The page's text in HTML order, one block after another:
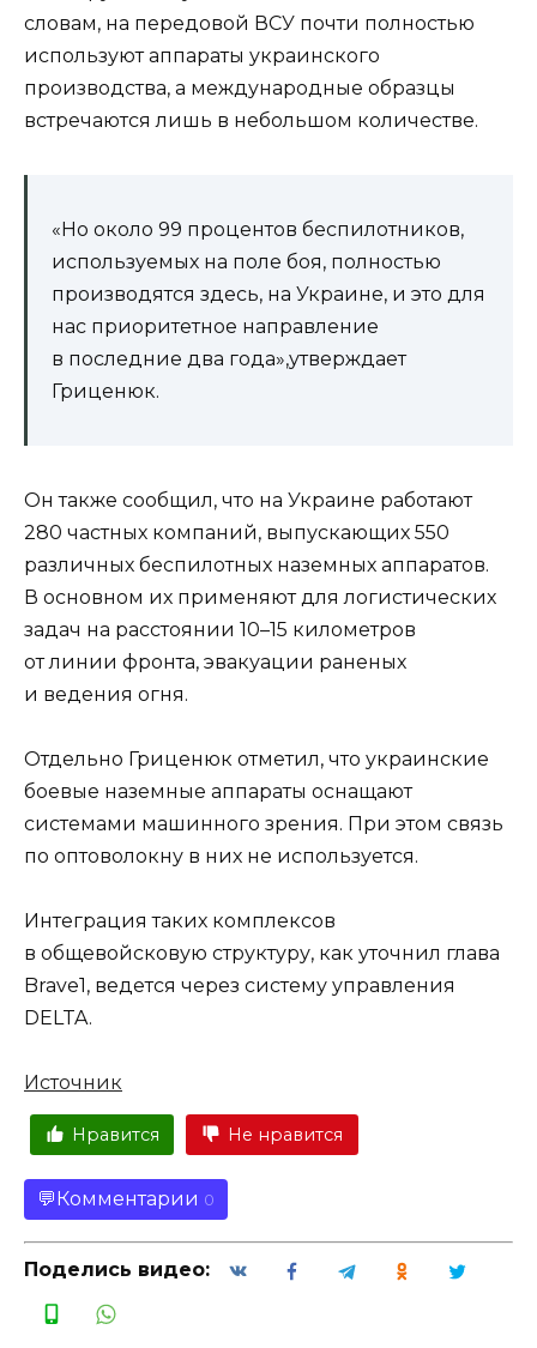
словам, на передовой ВСУ почти полностью
используют аппараты украинского
производства, а международные образцы
встречаются лишь в небольшом количестве.
«Но около 99 процентов беспилотников,
используемых на поле боя, полностью
производятся здесь, на Украине, и это для
нас приоритетное направление
в последние два года»,утверждает
Гриценюк.
Он также сообщил, что на Украине работают
280 частных компаний, выпускающих 550
различных беспилотных наземных аппаратов.
В основном их применяют для логистических
задач на расстоянии 10–15 километров
от линии фронта, эвакуации раненых
и ведения огня.
Отдельно Гриценюк отметил, что украинские
боевые наземные аппараты оснащают
системами машинного зрения. При этом связь
по оптоволокну в них не используется.
Интеграция таких комплексов
в общевойсковую структуру, как уточнил глава
Brave1, ведется через систему управления
DELTA.
Источник
Нравится Не нравится
Комментарии 0
Поделись видео: